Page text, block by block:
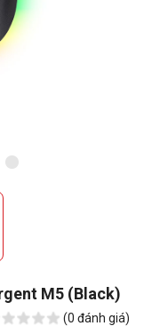
M5 (Black)
(0 đánh giá)